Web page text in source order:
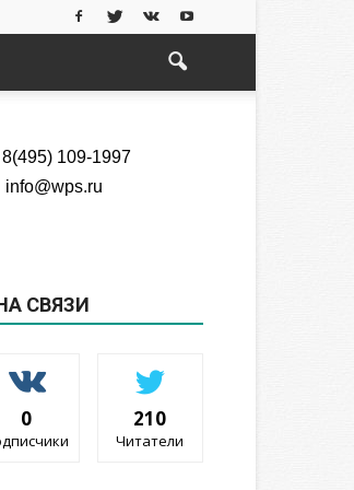
8(495) 109-1997
info@wps.ru
СВЯЗИ
0 210
Читатели